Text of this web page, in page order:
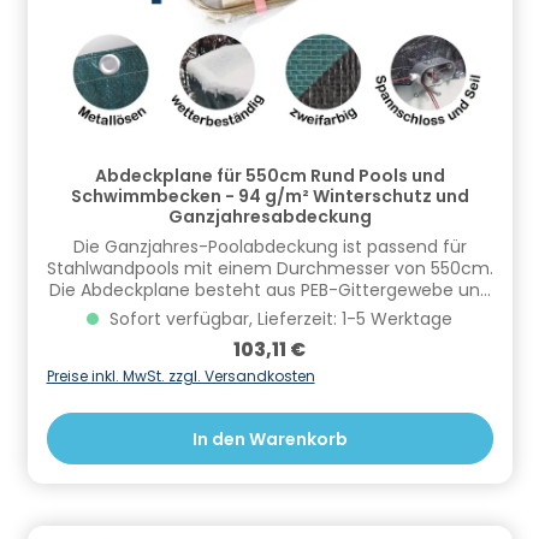
Verantwortliche Person: CF Group Deutschland
GmbH, Bahnhofstraße 68, 73240 Wendlingen, DE,
info.de@cf.group, +4970244048100
Gefahrstoffhinweise (falls vorhanden):
Abdeckplane für 550cm Rund Pools und
Schwimmbecken - 94 g/m² Winterschutz und
Ganzjahresabdeckung
Die Ganzjahres-Poolabdeckung ist passend für
Stahlwandpools mit einem Durchmesser von 550cm.
Die Abdeckplane besteht aus PEB-Gittergewebe und
hat ein tatsächliches Maß von 650cm und eine
Stärke von 94g/m². Mit Hilfe eines mitgelieferten
Spannseils und eines Spannschloss kann die Plane
einfach befestigt und gesichert werden. Die
Unterseite schwarz beschichtet. Im
Sommer verhindert sie einen Wärmeverlust über die
Wasseroberfläche. Durch die stabile Ausführung
Sofort verfügbar, Lieferzeit: 1-5 Werktage
Regulärer Preis:
103,11 €
Preise inkl. MwSt. zzgl. Versandkosten
In den Warenkorb